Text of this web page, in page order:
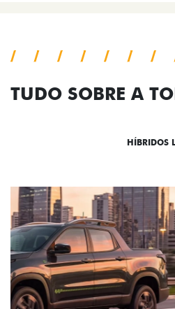
TUDO SOBRE A
HÍBRIDOS